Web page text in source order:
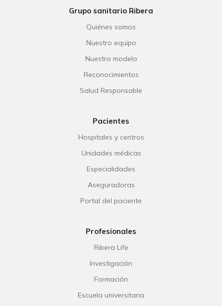
Grupo sanitario Ribera
Quiénes somos
Nuestro equipo
Nuestro modelo
Reconocimientos
Salud Responsable
Pacientes
Hospitales y centros
Unidades médicas
Especialidades
Aseguradoras
Portal del paciente
Profesionales
Ribera Life
Investigación
Formación
Escuela universitaria